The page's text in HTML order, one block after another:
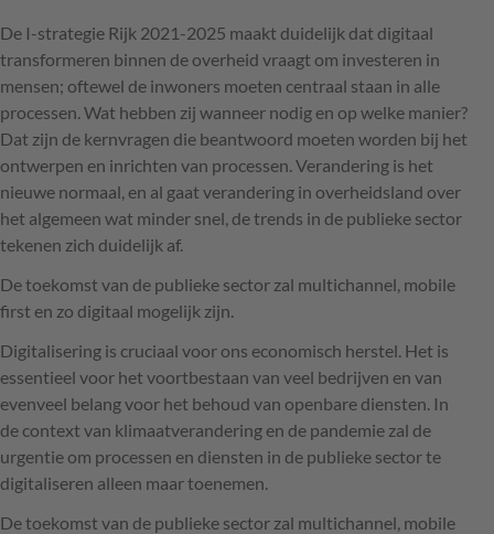
De I-strategie Rijk 2021-2025 maakt duidelijk dat digitaal
transformeren binnen de overheid vraagt om investeren in
mensen; oftewel de inwoners moeten centraal staan in alle
processen. Wat hebben zij wanneer nodig en op welke manier?
Dat zijn de kernvragen die beantwoord moeten worden bij het
ontwerpen en inrichten van processen. Verandering is het
nieuwe normaal, en al gaat verandering in overheidsland over
het algemeen wat minder snel, de trends in de publieke sector
tekenen zich duidelijk af.
De toekomst van de publieke sector zal multichannel, mobile
first en zo digitaal mogelijk zijn.
Digitalisering is cruciaal voor ons economisch herstel. Het is
essentieel voor het voortbestaan van veel bedrijven en van
evenveel belang voor het behoud van openbare diensten. In
de context van klimaatverandering en de pandemie zal de
urgentie om processen en diensten in de publieke sector te
digitaliseren alleen maar toenemen.
De toekomst van de publieke sector zal multichannel, mobile